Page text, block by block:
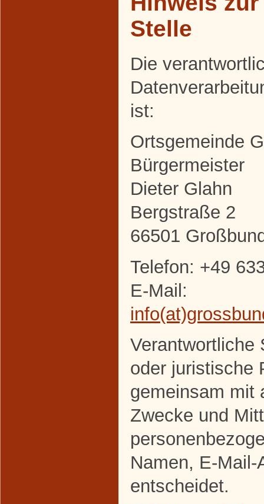
Stelle
Die
ist:
Ortsgemeinde
Bürgermeister
Dieter Glahn
Bergstraße 2
66501
Telefon: +49
E-Mail:
Verantwortliche
oder juristische
gemeinsam mit
Zwecke und
Namen, E-
entscheidet.